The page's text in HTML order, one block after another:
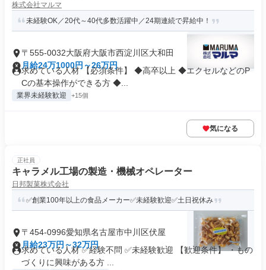
株式会社マルマ
未経験OK／20代～40代多数活躍中／24期連続で昇給中！
〒555-0032大阪府大阪市西淀川区大和田
月給24万1000円～26万円
求めている人材 【必須条件】 ◆高卒以上 ◆エクセルなどのP
Cの基本操作ができる方 ◆...
業界未経験歓迎 +15個
気になる
正社員
キャラメル工場の製造・機械オペレーター
日邦製菓株式会社
✅創業100年以上の食品メーカー✅未経験歓迎✅土日祝休み
〒454-0996愛知県名古屋市中川区伏屋
月給23万円～32万円
求めている人材 ✅経験不問 ✅未経験歓迎 【歓迎条件】 ・もの
づくりに興味がある方 ...